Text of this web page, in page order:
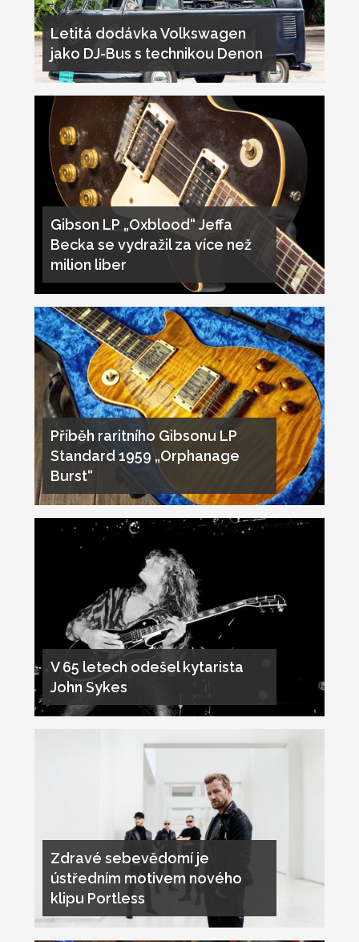
Letitá dodávka Volkswagen
jako DJ-Bus s technikou Denon
Gibson LP „Oxblood“ Jeffa
Becka se vydražil za více než
milion liber
Příběh raritního Gibsonu LP
Standard 1959 „Orphanage
Burst“
V 65 letech odešel kytarista
John Sykes
Zdravé sebevědomí je
ústředním motivem nového
klipu Portless